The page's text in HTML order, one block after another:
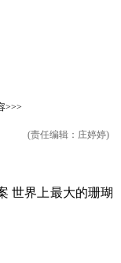
>>>
(责任编辑：庄婷婷)
世界上最大的珊瑚